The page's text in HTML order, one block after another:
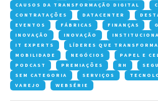
CAUSOS DA TRANSFORMAÇÃO DIGITAL
CONTRATAÇÕES
DATACENTER
EVENTOS
FÁBRICAS FINANÇAS
INOVAÇÃO
INOVAÇÃO
IT EXPERTS
LÍDERES QUE
MOBILIDADE
NEGÓCIOS
PAPEL E
PODCAST
PREMIAÇÕES RH
SEM CATEGORIA
SERVIÇOS
VAREJO
WEBSÉRIE